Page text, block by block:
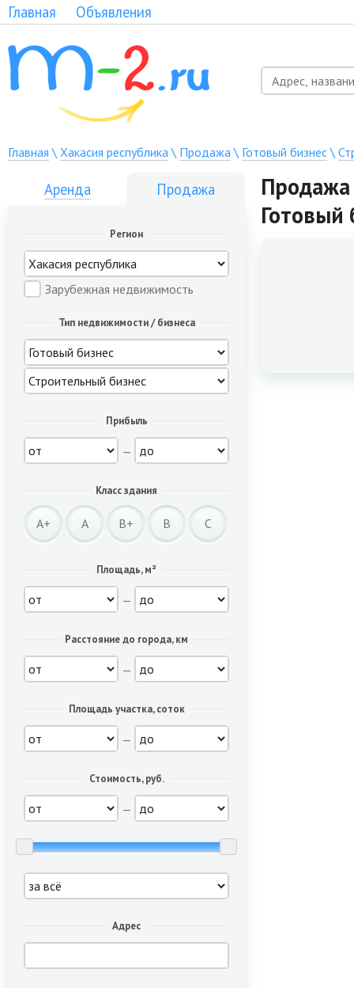
Главная Объявления
Главная \ Хакасия республика\ Продажа\ Готовый бизнес\
Аренда Продажа
Регион
Зарубежная недвижимость
Тип недвижимости / бизнеса
Прибыль
—
Класс здания
A+ A B+ B C
Площадь, м²
—
Расстояние до города, км
—
Площадь участка, соток
—
Стоимость, руб.
—
Адрес
Продажа
Готовый